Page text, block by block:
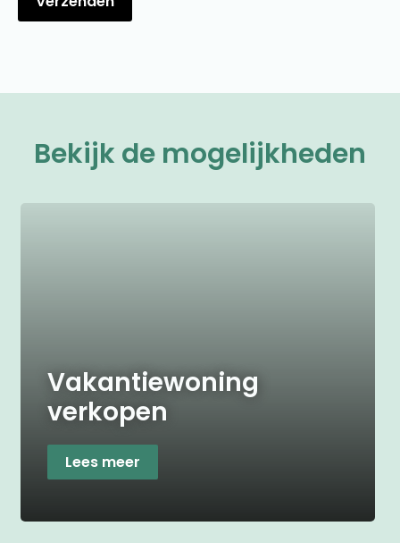
Bekijk de mogelijkheden
Vakantiewoning
verkopen
Lees meer